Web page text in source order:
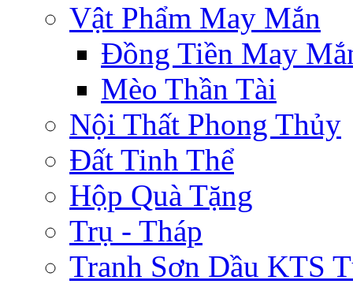
Vật Phẩm May Mắn
Đồng Tiền May
Mèo Thần Tài
Nội Thất Phong Thủy
Đất Tinh Thể
Hộp Quà Tặng
Trụ - Tháp
Tranh Sơn Dầu KTS